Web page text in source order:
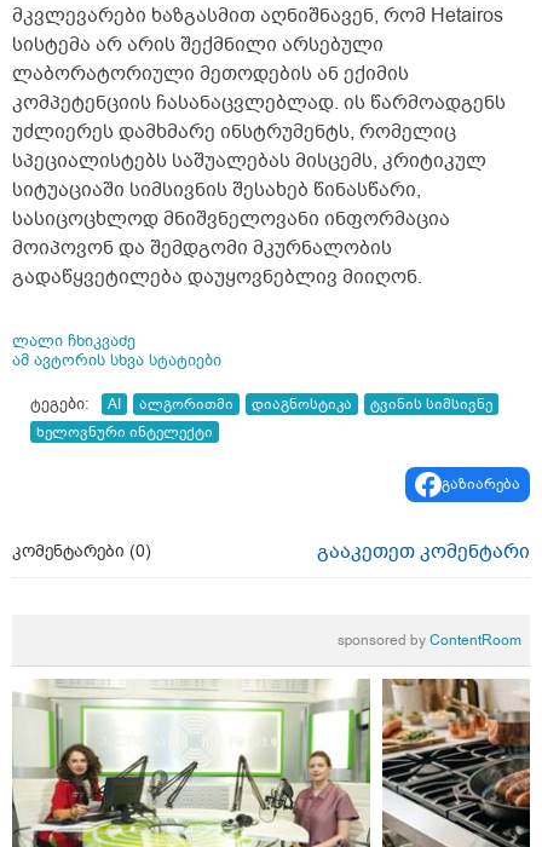
მკვლევარები ხაზგასმით აღნიშნავენ, რომ Hetairos
სისტემა არ არის შექმნილი არსებული
ლაბორატორიული მეთოდების ან ექიმის
კომპეტენციის ჩასანაცვლებლად. ის წარმოადგენს
უძლიერეს დამხმარე ინსტრუმენტს, რომელიც
სპეციალისტებს საშუალებას მისცემს, კრიტიკულ
სიტუაციაში სიმსივნის შესახებ წინასწარი,
სასიცოცხლოდ მნიშვნელოვანი ინფორმაცია
მოიპოვონ და შემდგომი მკურნალობის
გადაწყვეტილება დაუყოვნებლივ მიიღონ.
ლალი ჩხიკვაძე
ამ ავტორის სხვა სტატიები
ტეგები: AI ალგორითმი დიაგნოსტიკა
ტვინის სიმსივნე
ხელოვნური ინტელექტი
გაზიარება
კომენტარები (0) გააკეთეთ კომენტარი
sponsored byContentRoom